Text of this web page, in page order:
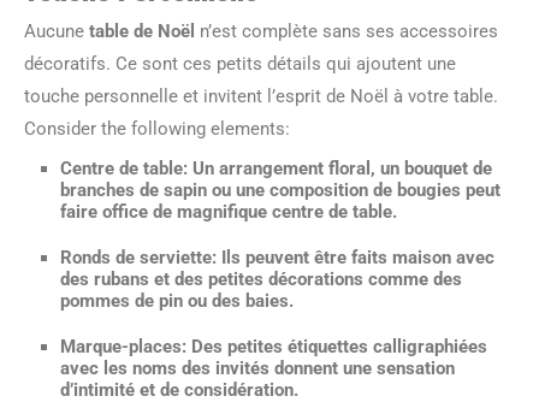
Aucune table de Noël n’est complète sans ses accessoires
décoratifs. Ce sont ces petits détails qui ajoutent une
touche personnelle et invitent l’esprit de Noël à votre table.
Consider the following elements:
Centre de table: Un arrangement floral, un bouquet de
branches de sapin ou une composition de bougies peut
faire office de magnifique centre de table.
Ronds de serviette: Ils peuvent être faits maison avec
des rubans et des petites décorations comme des
pommes de pin ou des baies.
Marque-places: Des petites étiquettes calligraphiées
avec les noms des invités donnent une sensation
d’intimité et de considération.